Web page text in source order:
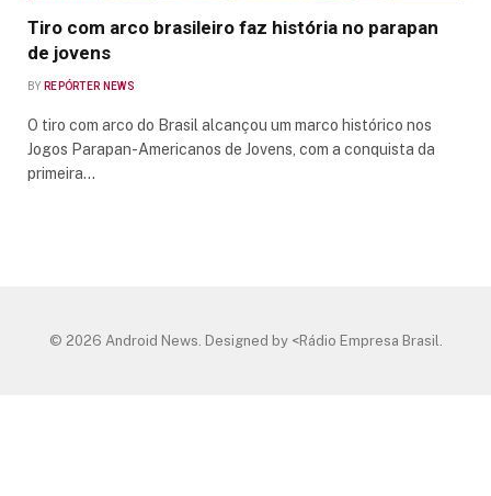
Tiro com arco brasileiro faz história no parapan
de jovens
BY REPÓRTER NEWS
O tiro com arco do Brasil alcançou um marco histórico nos
Jogos Parapan-Americanos de Jovens, com a conquista da
primeira…
© 2026 Android News. Designed by <Rádio Empresa Brasil.